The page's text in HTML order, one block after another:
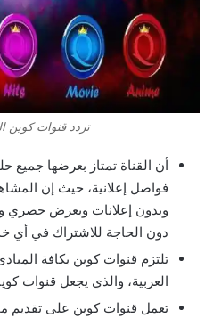
تردد قنوات كوين
أن القناة تمتاز بعرضها
فواصل إعلانية، حيث إن
وبدون إعلانات وبعرض حصري
دون الحاجة للاشتراك في أي
تلتزم قنوات كوين بكافة
العربية، والذي يجعل قنوات
تعمل قنوات كوين على تقديم